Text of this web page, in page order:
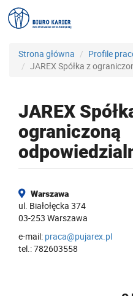
Strona główna
Profile
JAREX Spółka z
JAREX
ograniczoną
Warszawa
ul. Białołęcka 374
03-253 Warszawa
e-mail: praca@pujarex.pl
tel.: 782603558